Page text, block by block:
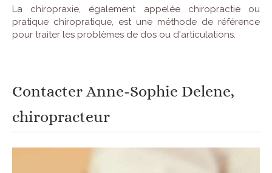
La chiropraxie, également appelée chiropractie ou
pratique chiropratique, est une méthode de référence
pour traiter les problèmes de dos ou d'articulations.
Contacter Anne-Sophie Delene,
chiropracteur